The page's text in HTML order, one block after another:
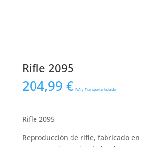
Rifle 2095
204,99 € IVA y Transporte Incluido
Rifle 2095
Reproducción de rifle, fabricado en